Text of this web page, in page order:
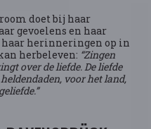
doet bij haar
gevoelens en haar
herinneringen op in
herbeleven: “Zingen
over de liefde. De liefde
voor het land,